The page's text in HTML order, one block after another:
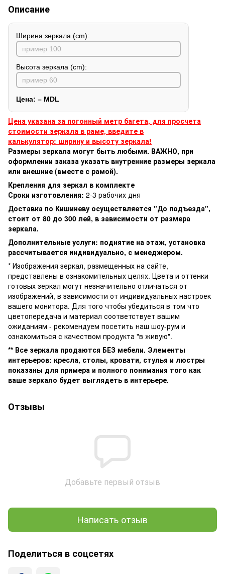
Описание
Ширина зеркала (cm):
Высота зеркала (cm):
Цена: – MDL
Цена указана за погонный метр багета, для просчета
стоимости зеркала в раме, введите в
калькулятор: ширину и высоту зеркала!
Размеры зеркала могут быть любыми. ВАЖНО, при
оформлении заказа указать внутренние размеры зеркала
или внешние (вместе с рамой).
Крепления для зеркал в комплекте
Сроки изготовления: 2-3 рабочих дня
Доставка по Кишиневу осуществляется "До подъезда",
стоит от 80 до 300 лей, в зависимости от размера
зеркала.
Дополнительные услуги: поднятие на этаж, установка
рассчитывается индивидуально, с менеджером.
* Изображения зеркал, размещенных на сайте,
представлены в ознакомительных целях. Цвета и оттенки
готовых зеркал могут незначительно отличаться от
изображений, в зависимости от индивидуальных настроек
вашего монитора. Для того чтобы убедиться в том что
цветопередача и материал соответствует вашим
ожиданиям - рекомендуем посетить наш шоу-рум и
ознакомиться с качеством продукта "в живую".
** Все зеркала продаются БЕЗ мебели. Элементы
интерьеров: кресла, столы, кровати, стулья и люстры
показаны для примера и полного понимания того как
ваше зеркало будет выглядеть в интерьере.
Отзывы
Добавьте первый отзыв
Написать отзыв
Поделиться в соцсетях